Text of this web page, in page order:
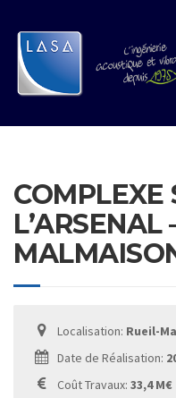
COMPLEXE
L’ARSENAL
Localisation: Rueil-
Date de Réalisation:
Coût Travaux: 33,4 M€